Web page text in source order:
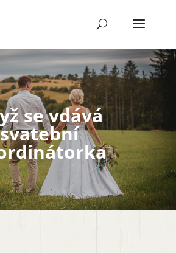
se vdává
svatební